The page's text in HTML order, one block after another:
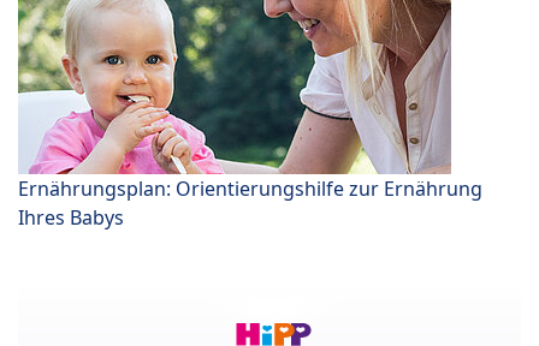
Ernährungsplan: Orientierungshilfe zur Ernährung
Ihres Babys